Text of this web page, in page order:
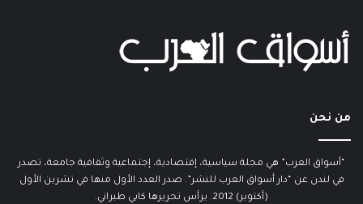
من نحن
“أسواق العرب” هي مجلة سياسية، إقتصادية، إجتماعية وثقافية جامعة، تصدر
في لندن عن “دار أسواق العرب للنشر”. صدر العدد الأول منها في تشرين الأول
(أكتوبر) 2012. يرأس تحريرها كابي طبراني.